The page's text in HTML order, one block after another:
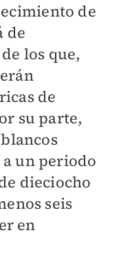
de
de
los que,
de
su parte,
un periodo
dieciocho
seis
en